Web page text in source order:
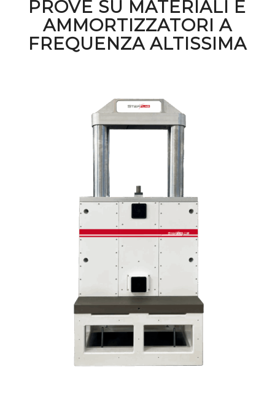
PROVE SU MATERIALI E
AMMORTIZZATORI A
FREQUENZA ALTISSIMA